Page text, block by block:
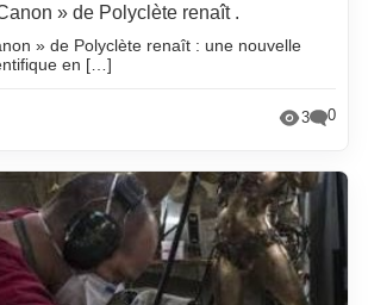
» de Polyclète renaît .
» de Polyclète renaît : une nouvelle
en […]
3 0